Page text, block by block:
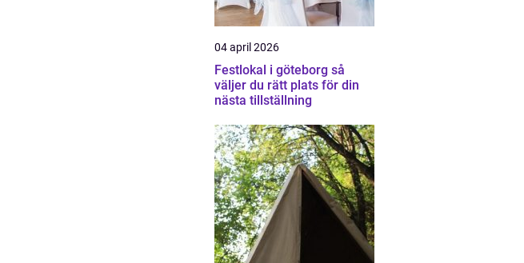
04 april 2026
Festlokal i göteborg så
väljer du rätt plats för din
nästa tillställning